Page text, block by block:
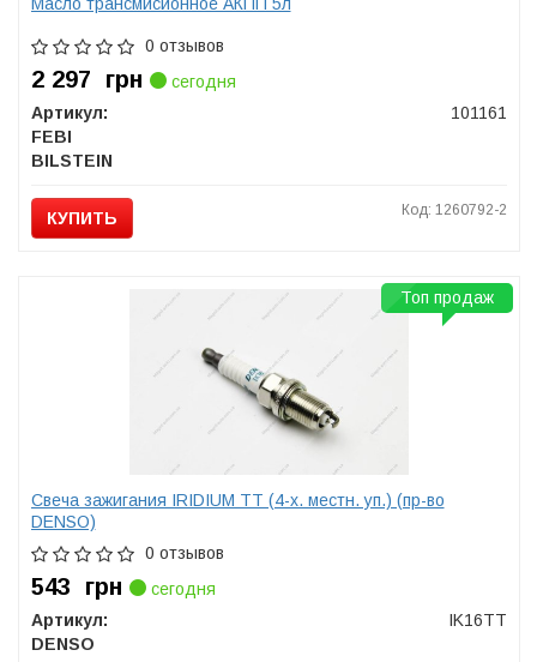
0 отзывов
2 297 грн
сегодня
Артикул:
101161
FEBI
BILSTEIN
КУПИТЬ Код: 1260792-2
Свеча зажигания IRIDIUM TT (4-х. местн. уп.) (пр-во
DENSO)
0 отзывов
543 грн
сегодня
Артикул:
IK16TT
DENSO
Топ продаж